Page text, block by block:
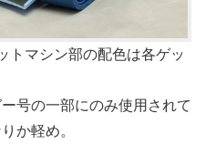
トマシン部の配色は各ゲッ
号の一部にのみ使用されて
か軽め。